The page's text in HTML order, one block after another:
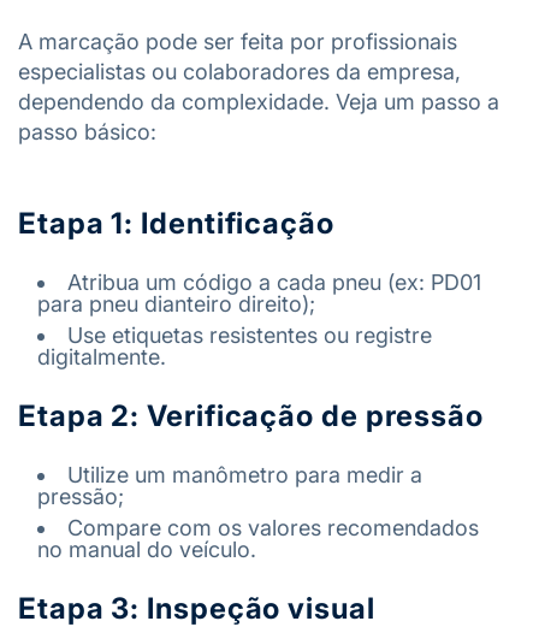
A marcação pode ser feita por profissionais
especialistas ou colaboradores da empresa,
dependendo da complexidade. Veja um passo a
passo básico:
Etapa 1: Identificação
Atribua um código a cada pneu (ex: PD01
para pneu dianteiro direito);
Use etiquetas resistentes ou registre
digitalmente.
Etapa 2: Verificação de pressão
Utilize um manômetro para medir a
pressão;
Compare com os valores recomendados
no manual do veículo.
Etapa 3: Inspeção visual